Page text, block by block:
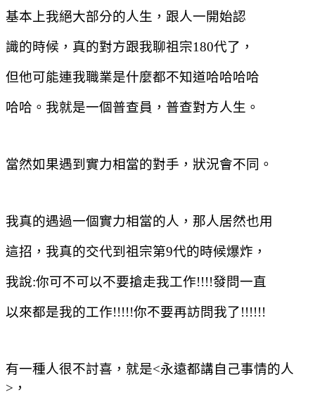
基本上我絕大部分的人生，跟人一開始認
識的時候，真的對方跟我聊祖宗180代了，
但他可能連我職業是什麼都不知道哈哈哈哈
哈哈。我就是一個普查員，普查對方人生。
當然如果遇到實力相當的對手，狀況會不同。
我真的遇過一個實力相當的人，那人居然也用
這招，我真的交代到祖宗第9代的時候爆炸，
我說:你可不可以不要搶走我工作!!!!發問一直
以來都是我的工作!!!!!你不要再訪問我了!!!!!!
有一種人很不討喜，就是<永遠都講自己事情的人
> ，